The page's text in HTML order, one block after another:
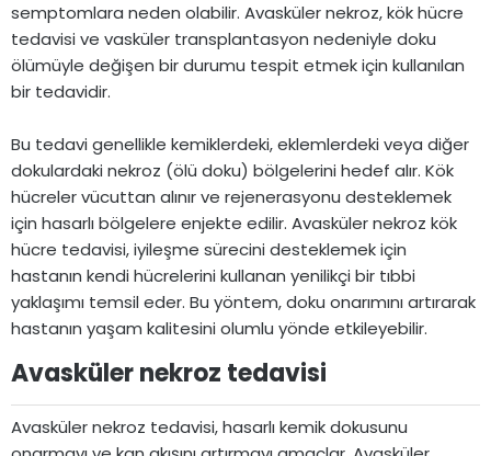
semptomlara neden olabilir. Avasküler nekroz, kök hücre
tedavisi ve vasküler transplantasyon nedeniyle doku
ölümüyle değişen bir durumu tespit etmek için kullanılan
bir tedavidir.
Bu tedavi genellikle kemiklerdeki, eklemlerdeki veya diğer
dokulardaki nekroz (ölü doku) bölgelerini hedef alır. Kök
hücreler vücuttan alınır ve rejenerasyonu desteklemek
için hasarlı bölgelere enjekte edilir. Avasküler nekroz kök
hücre tedavisi, iyileşme sürecini desteklemek için
hastanın kendi hücrelerini kullanan yenilikçi bir tıbbi
yaklaşımı temsil eder. Bu yöntem, doku onarımını artırarak
hastanın yaşam kalitesini olumlu yönde etkileyebilir.
Avasküler nekroz tedavisi​
Avasküler nekroz tedavisi, hasarlı kemik dokusunu